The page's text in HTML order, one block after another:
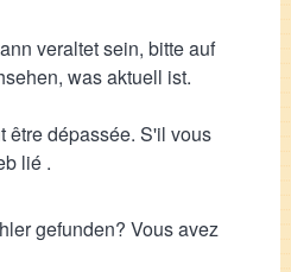
veraltet sein, bitte auf
was aktuell ist.
être dépassée. S'il vous
lié .
gefunden? Vous avez